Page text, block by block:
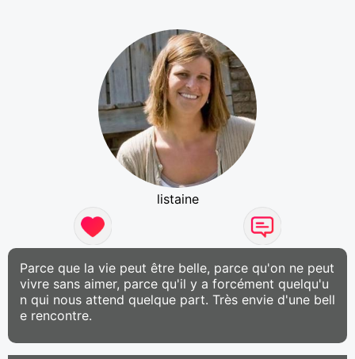
listaine
Parce que la vie peut être belle, parce qu'on ne peut
vivre sans aimer, parce qu'il y a forcément quelqu'u
n qui nous attend quelque part. Très envie d'une bell
e rencontre.